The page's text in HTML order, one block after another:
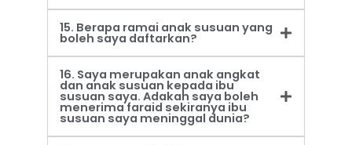
15. Berapa ramai anak susuan yang
boleh saya daftarkan?
16. Saya merupakan anak angkat
dan anak susuan kepada ibu
susuan saya. Adakah saya boleh
menerima faraid sekiranya ibu
susuan saya meninggal dunia?